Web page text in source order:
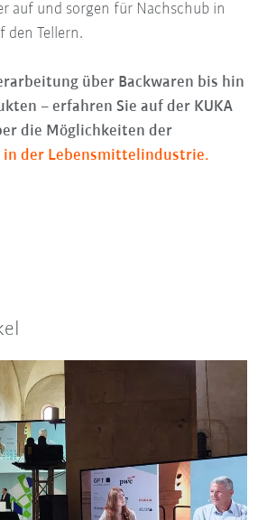
auf und sorgen für Nachschub in
den Tellern.
über Backwaren bis hin
– erfahren Sie auf der KUKA
die Möglichkeiten der
der Lebensmittelindustrie.